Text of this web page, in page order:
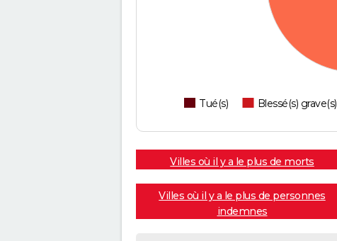
Tué(s) Blessé(s) grave(s)
Villes où il y a le plus de morts
Villes où il y a le plus de personnes
indemnes